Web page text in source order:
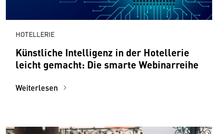
HOTELLERIE
Künstliche Intelligenz in der Hotellerie
leicht gemacht: Die smarte Webinarreihe
Weiterlesen